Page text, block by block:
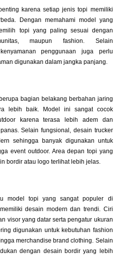
karena setiap jenis topi memiliki
Dengan memahami model yang
topi yang paling sesuai dengan
maupun fashion. Selain
penggunaan juga perlu
digunakan dalam jangka panjang.
bagian belakang berbahan jaring
lebih baik. Model ini sangat cocok
karena terasa lebih adem dan
Selain fungsional, desain trucker
sehingga banyak digunakan untuk
event outdoor. Area depan topi yang
bordir atau logo terlihat lebih jelas.
model topi yang sangat populer di
desain modern dan trendi. Ciri
visor yang datar serta pengatur ukuran
digunakan untuk kebutuhan fashion
merchandise brand clothing. Selain
dengan desain bordir yang lebih